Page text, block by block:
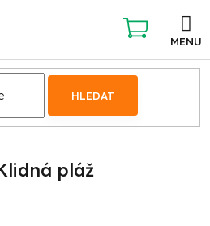
HLEDAT
NÁKUPNÍ
KOŠÍK
pláž